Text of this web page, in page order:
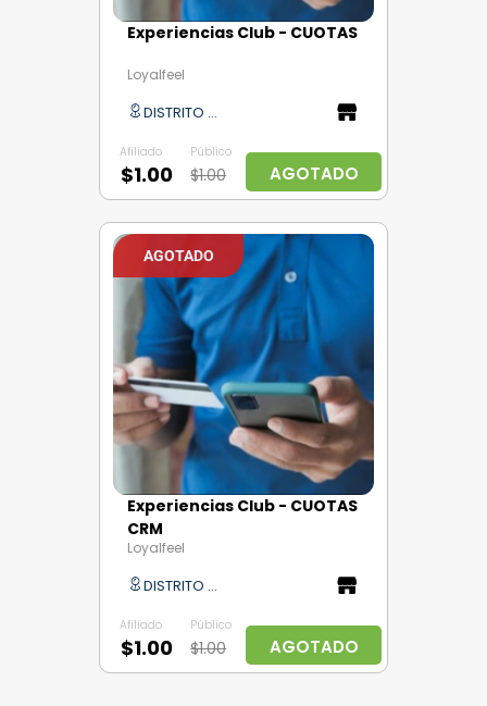
Experiencias Club - CUOTAS
Loyalfeel
DISTRITO CAPITAL
Afiliado
$1.00
Público
$1.00 AGOTADO
AGOTADO
Experiencias Club - CUOTAS
CRM
Loyalfeel
DISTRITO CAPITAL
Afiliado
$1.00
Público
$1.00 AGOTADO